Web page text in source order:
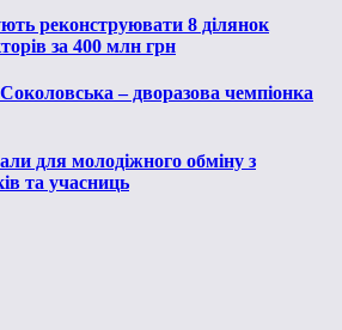
реконструювати 8 ділянок
за 400 млн грн
– дворазова чемпіонка
для молодіжного обміну з
та учасниць